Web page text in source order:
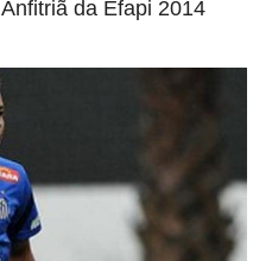
da Efapi 2014